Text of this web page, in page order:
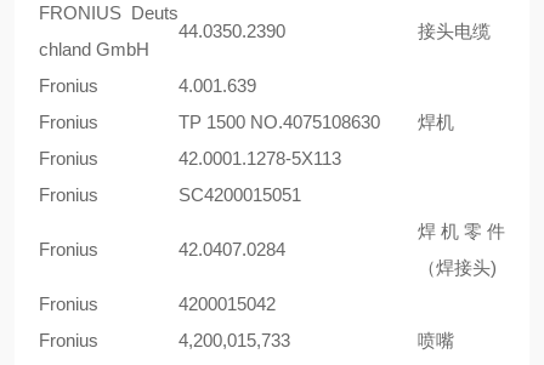
FRONIUS Deuts
chland GmbH
44.0350.2390 接头电缆
Fronius
4.001.639
Fronius
TP 1500 NO.4075108630
焊机
Fronius
42.0001.1278-5X113
Fronius
SC4200015051
Fronius 42.0407.0284
焊机零件
（焊接头)
Fronius
4200015042
Fronius
4,200,015,733
喷嘴